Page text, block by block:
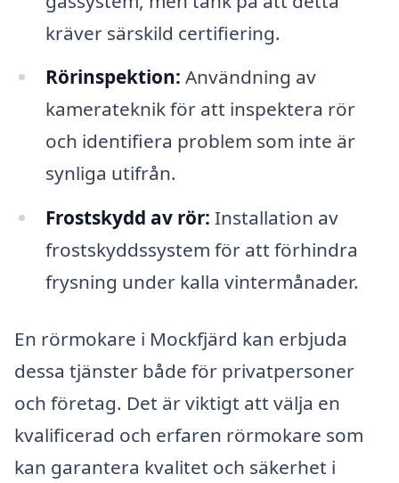
kräver särskild certifiering.
Rörinspektion: Användning av
kamerateknik för att inspektera rör
och identifiera problem som inte är
synliga utifrån.
Frostskydd av rör: Installation av
frostskyddssystem för att förhindra
frysning under kalla vintermånader.
En rörmokare i Mockfjärd kan erbjuda
dessa tjänster både för privatpersoner
och företag. Det är viktigt att välja en
kvalificerad och erfaren rörmokare som
kan garantera kvalitet och säkerhet i